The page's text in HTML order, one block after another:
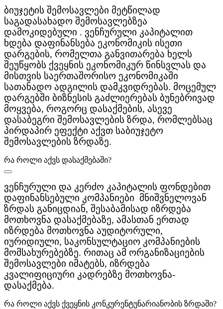
ბიუჯეტის შემოსავლები მეტწილად
საგადასახადო შემოსავლებზეა
დამოკიდებული . ვენჩურული კაპიტალით
ხდება დაფინანსება ეკონომიკის ისეთი
დარგების, რომელთა განვითარება ხელს
შეუწყობს ქვეყნის ეკონომიკურ წინსვლას და
მისთვის საერთაშორისო ეკონომიკაში
სათანადო ადგილის დამკვიდრებას. მოცემულ
დარგებში ბიზნესის გაძლიერებას ბუნებრივად
მოყვება, როგორც დასაქმების, ასევე
დასაბეგრი შემოსავლების ზრდა, რომლებსაც
პირდაპირ ეფექტი აქვთ საბიუჯეტო
შემოსავლების ზრდაზე.
რა როლი აქვს დასაქმებაში?
ვენჩურული და კერძო კაპიტალის ფონდებით
დაფინანსებული კომპანიები მნიშვნელოვან
ზრდას განიცდიან, შესაბამისად იზრდება
მოთხოვნა დასაქმებაზე, ამასთან ერთად
იზრდება მოთხოვნა აუდიტორული,
იურიდიული, საკონსულტაციო კომპანიების
მომსახურებებზე. რითაც ამ ორგანიზაციების
შემოსავლები იმატებს, იზრდება
კვალიფიციური კადრებზე მოთხოვნა-
დასაქმება.
რა როლი აქვს ქვეყნის კონკურენტუნარიანობის ზრდაში?